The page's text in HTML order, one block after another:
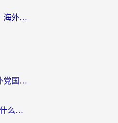
国外怎么看手机腾讯视频？海外党亲测有效的追剧加速器选择指南
德国怎么玩最强祖师？海外党国服游戏加速器选择全攻略（附宝可梦Online实测）
在国外玩QQ飞车需要下载什么加速器呢？海外党亲测有效的国服游戏加速指南